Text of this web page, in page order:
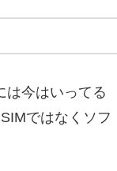
は今はいってる
ではなくソフ